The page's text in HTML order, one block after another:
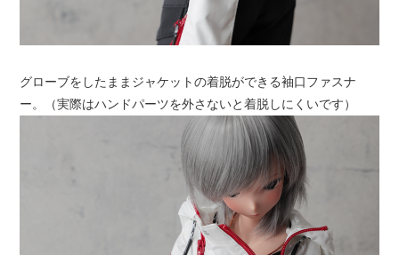
グローブをしたままジャケットの着脱ができる袖口ファスナ
ー。（実際はハンドパーツを外さないと着脱しにくいです）